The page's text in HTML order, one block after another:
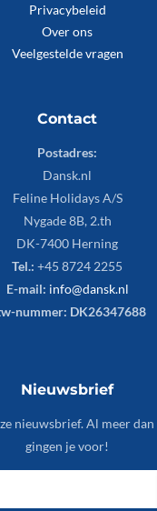
Privacybeleid
Over ons
Veelgestelde vragen
Contact
Postadres:
Dansk.nl
Feline Holidays A/S
Nygade 8B, 2.th
DK-7400 Herning
Tel.: +45 8724 2255
E-mail: info@dansk.nl
nummer: DK26347688
Nieuwsbrief
nieuwsbrief. Al meer
gingen je voor!